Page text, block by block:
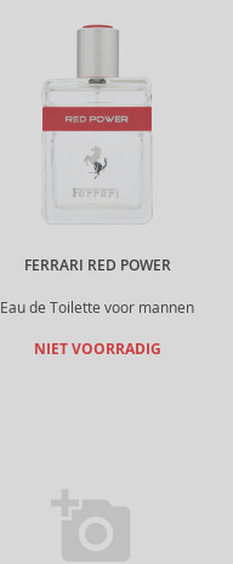
FERRARI RED POWER
Eau de Toilette voor mannen
NIET VOORRADIG